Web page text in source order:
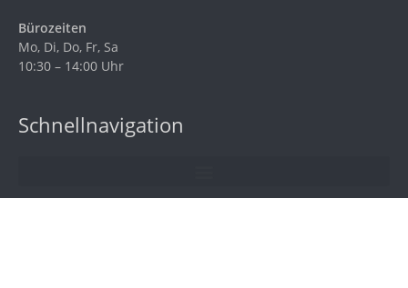
Bürozeiten
Mo, Di, Do, Fr, Sa
10:30 – 14:00 Uhr
Schnellnavigation